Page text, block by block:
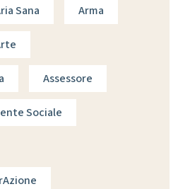
Sana Arma
Assessore
Sociale